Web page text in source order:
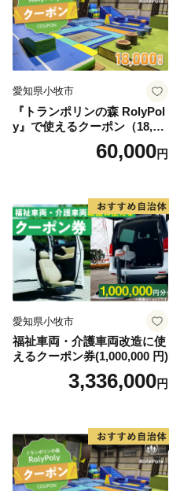
愛知県小牧市
『トランポリンの森 RolyPol
y』で使えるクーポン（18,00
60,000円
愛知県小牧市
福祉車両・介護車両改造に使
えるクーポン券(1,000,000 円)
3,336,000円